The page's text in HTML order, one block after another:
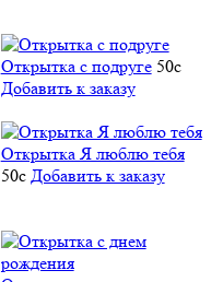
Открытка с подруге 50c
Добавить к заказу
Открытка Я люблю тебя
50c Добавить к заказу